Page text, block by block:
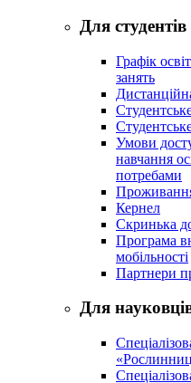
Для студентів
Графік
занять
Умови
навчання
потребами
Кернел
Скринька
Програма
мобільності
Партнери
Для